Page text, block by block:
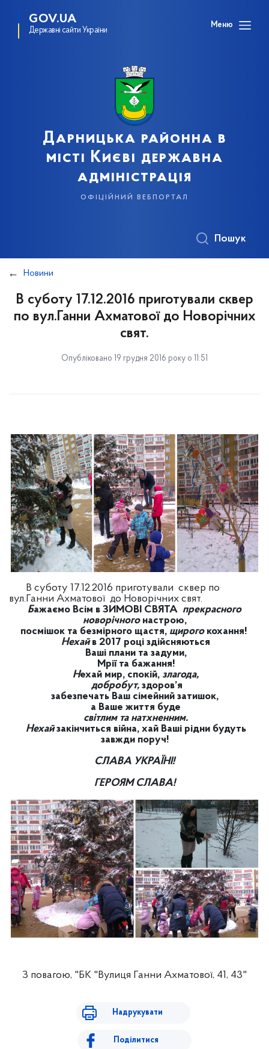
GOV.UA
Державні сайти України
Меню
Дарницька районна в
місті Києві державна
адміністрація
офіційний вебпортал
Пошук
Новини
В суботу 17.12.2016 приготували сквер
по вул.Ганни Ахматової до Новорічних
свят.
Опубліковано 19 грудня 2016 року о 11:51
В суботу 17.12.2016 приготували сквер по
вул.Ганни Ахматової до Новорічних свят.
Бажаємо Всім в ЗИМОВІ СВЯТА прекрасного
новорічного настрою,
посмішок та безмірного щастя, щирого кохання!
Нехайв 2017 році здійсняються
Ваші плани та задуми,
Мрії та бажання!
Нехай мир, спокій, злагода,
добробут, здоров’я
забезпечать Ваш сімейний затишок,
а Ваше життя буде
світлим та натхненним.
Нехайзакінчиться війна, хай Ваші рідни будуть
завжди поруч!
СЛАВА УКРАЇНІ!
ГЕРОЯМ СЛАВА!
З повагою, "БК "Вулиця Ганни Ахматової, 41, 43"
Надрукувати
Поділитися